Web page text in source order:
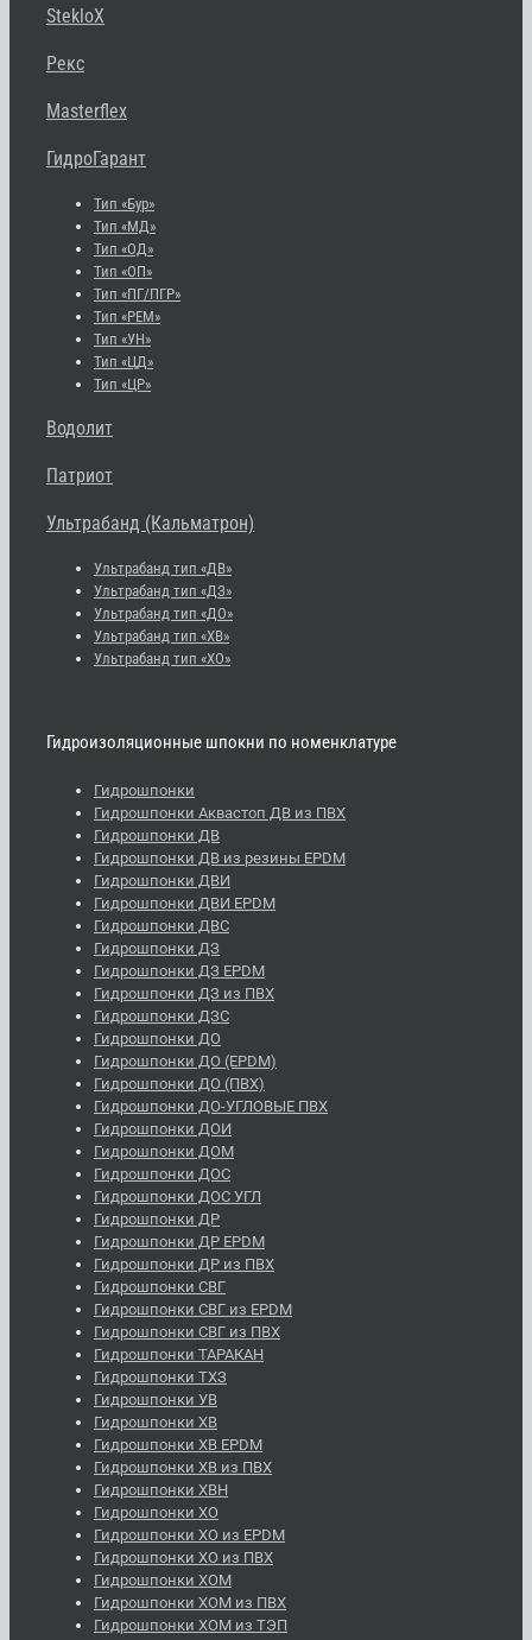
StekloX
Рекс
Masterflex
ГидроГарант
Тип «Бур»
Тип «МД»
Тип «ОД»
Тип «ОП»
Тип «ПГ/ПГР»
Тип «РЕМ»
Тип «УН»
Тип «ЦД»
Тип «ЦР»
Водолит
Патриот
Ультрабанд (Кальматрон)
Ультрабанд тип «ДВ»
Ультрабанд тип «ДЗ»
Ультрабанд тип «ДО»
Ультрабанд тип «ХВ»
Ультрабанд тип «ХО»
Гидроизоляционные шпокни по номенклатуре
Гидрошпонки
Гидрошпонки Аквастоп ДВ из ПВХ
Гидрошпонки ДВ
Гидрошпонки ДВ из резины EPDM
Гидрошпонки ДВИ
Гидрошпонки ДВИ EPDM
Гидрошпонки ДВС
Гидрошпонки ДЗ
Гидрошпонки ДЗ EPDM
Гидрошпонки ДЗ из ПВХ
Гидрошпонки ДЗС
Гидрошпонки ДО
Гидрошпонки ДО (EPDM)
Гидрошпонки ДО (ПВХ)
Гидрошпонки ДО-УГЛОВЫЕ ПВХ
Гидрошпонки ДОИ
Гидрошпонки ДОМ
Гидрошпонки ДОС
Гидрошпонки ДОС УГЛ
Гидрошпонки ДР
Гидрошпонки ДР EPDM
Гидрошпонки ДР из ПВХ
Гидрошпонки СВГ
Гидрошпонки СВГ из EPDM
Гидрошпонки СВГ из ПВХ
Гидрошпонки ТАРАКАН
Гидрошпонки ТХЗ
Гидрошпонки УВ
Гидрошпонки ХВ
Гидрошпонки ХВ EPDM
Гидрошпонки ХВ из ПВХ
Гидрошпонки ХВН
Гидрошпонки ХО
Гидрошпонки ХО из EPDM
Гидрошпонки ХО из ПВХ
Гидрошпонки ХОМ
Гидрошпонки ХОМ из ПВХ
Гидрошпонки ХОМ из ТЭП